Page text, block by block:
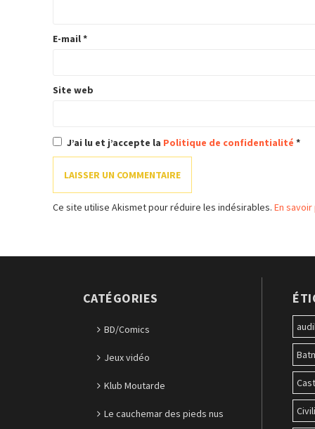
E-mail*
Site web
J’ai lu et j’accepte la Politique de confidentialité *
Ce site utilise Akismet pour réduire les indésirables. En
CATÉGORIES
BD/Comics
Jeux vidéo
Klub Moutarde
Le cauchemar des pieds nus